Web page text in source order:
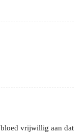
vrijwillig aan dat